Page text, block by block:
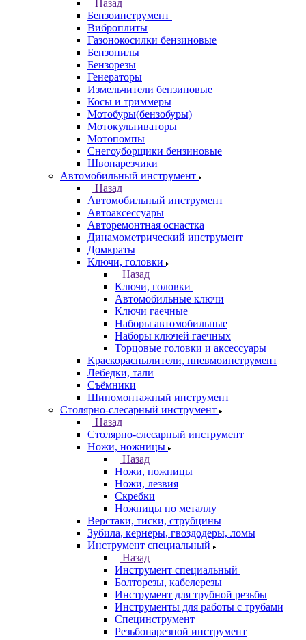
Назад
Бензоинструмент
Виброплиты
Газонокосилки бензиновые
Бензопилы
Бензорезы
Генераторы
Измельчители бензиновые
Косы и триммеры
Мотобуры(бензобуры)
Мотокультиваторы
Мотопомпы
Снегоуборщики бензиновые
Швонарезчики
Автомобильный инструмент
Назад
Автомобильный инструмент
Автоаксессуары
Авторемонтная оснастка
Динамометрический инструмент
Домкраты
Ключи, головки
Назад
Ключи, головки
Автомобильные ключи
Ключи гаечные
Наборы автомобильные
Наборы ключей гаечных
Торцовые головки и аксессуары
Краскораспылители, пневмоинструмент
Лебедки, тали
Съёмники
Шиномонтажный инструмент
Столярно-слесарный инструмент
Назад
Столярно-слесарный инструмент
Ножи, ножницы
Назад
Ножи, ножницы
Ножи, лезвия
Скребки
Ножницы по металлу
Верстаки, тиски, струбцины
Зубила, кернеры, гвоздодеры, ломы
Инструмент специальный
Назад
Инструмент специальный
Болторезы, кабелерезы
Инструмент для трубной резьбы
Инструменты для работы с трубами
Специнструмент
Резьбонарезной инструмент